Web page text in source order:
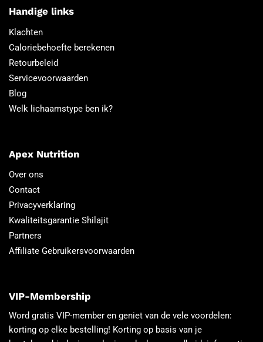
Handige links
Klachten
Caloriebehoefte berekenen
Retourbeleid
Servicevoorwaarden
Blog
Welk lichaamstype ben ik?
Apex Nutrition
Over ons
Contact
Privacyverklaring
Kwaliteitsgarantie Shilajit
Partners
Affiliate Gebruikersvoorwaarden
VIP-Membership
Word gratis VIP-member en geniet van de vele voordelen:
korting op elke bestelling! Korting op basis van je